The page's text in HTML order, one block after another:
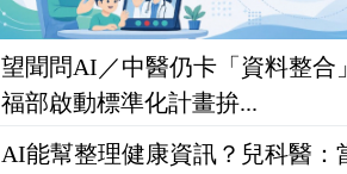
望聞問AI／中醫仍卡「資料整
福部啟動標準化計畫拚...
AI能幫整理健康資訊？兒科醫：